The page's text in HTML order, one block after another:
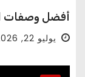
أفضل وصفات
يوليو 22, 2026